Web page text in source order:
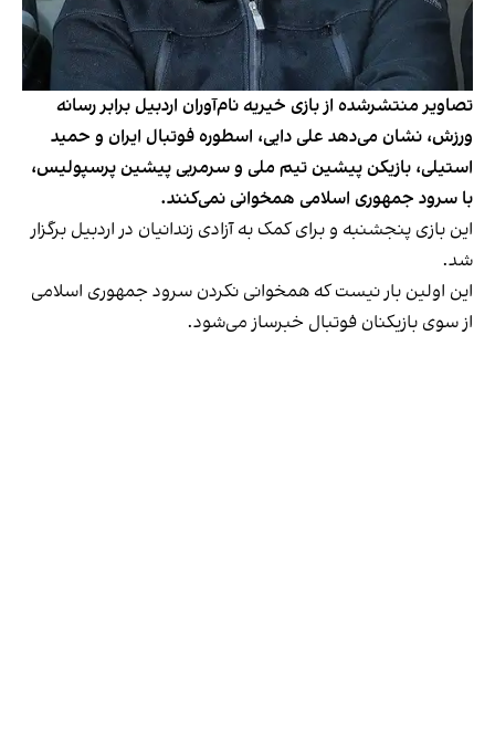
تصاویر منتشرشده از بازی خیریه نام‌آوران اردبیل برابر رسانه
ورزش، نشان می‌دهد علی دایی، اسطوره فوتبال ایران و حمید
استیلی، بازیکن پیشین تیم ملی و سرمربی پیشین پرسپولیس،
با سرود جمهوری اسلامی همخوانی نمی‌کنند.
این بازی پنجشنبه و برای کمک به آزادی زندانیان در اردبیل برگزار
شد.
این اولین بار نیست که همخوانی نکردن سرود جمهوری اسلامی
از سوی بازیکنان فوتبال خبرساز می‌شود.